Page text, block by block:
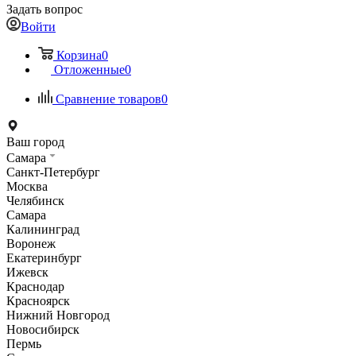
Задать вопрос
Войти
Корзина0
Отложенные0
Сравнение товаров0
Ваш город
Самара
Санкт-Петербург
Москва
Челябинск
Самара
Калининград
Воронеж
Екатеринбург
Ижевск
Краснодар
Красноярск
Нижний Новгород
Новосибирск
Пермь